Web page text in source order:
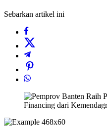
Sebarkan artikel ini